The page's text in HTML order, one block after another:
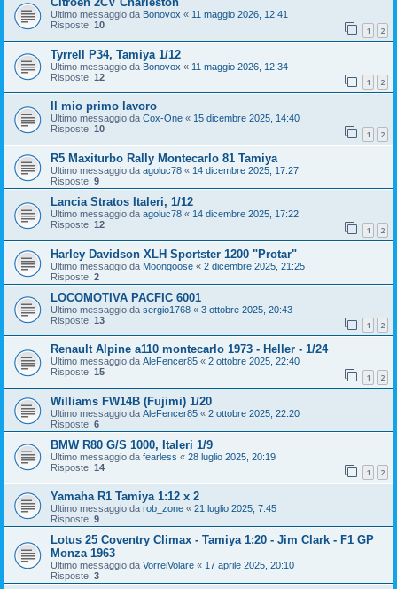
Ultimo messaggio da Bonovox « 11 maggio 2026, 12:41
Risposte: 10 1 2
Tyrrell P34, Tamiya 1/12
Ultimo messaggio da Bonovox « 11 maggio 2026, 12:34
Risposte: 12 1 2
Il mio primo lavoro
Ultimo messaggio da Cox-One « 15 dicembre 2025, 14:40
Risposte: 10 1 2
R5 Maxiturbo Rally Montecarlo 81 Tamiya
Ultimo messaggio da agoluc78 « 14 dicembre 2025, 17:27
Risposte: 9
Lancia Stratos Italeri, 1/12
Ultimo messaggio da agoluc78 « 14 dicembre 2025, 17:22
Risposte: 12 1 2
Harley Davidson XLH Sportster 1200 "Protar"
Ultimo messaggio da Moongoose « 2 dicembre 2025, 21:25
Risposte: 2
LOCOMOTIVA PACFIC 6001
Ultimo messaggio da sergio1768 « 3 ottobre 2025, 20:43
Risposte: 13 1 2
Renault Alpine a110 montecarlo 1973 - Heller - 1/24
Ultimo messaggio da AleFencer85 « 2 ottobre 2025, 22:40
Risposte: 15 1 2
Williams FW14B (Fujimi) 1/20
Ultimo messaggio da AleFencer85 « 2 ottobre 2025, 22:20
Risposte: 6
BMW R80 G/S 1000, Italeri 1/9
Ultimo messaggio da fearless « 28 luglio 2025, 20:19
Risposte: 14 1 2
Yamaha R1 Tamiya 1:12 x 2
Ultimo messaggio da rob_zone « 21 luglio 2025, 7:45
Risposte: 9
Lotus 25 Coventry Climax - Tamiya 1:20 - Jim Clark - F1 GP
Monza 1963
Ultimo messaggio da VorreiVolare « 17 aprile 2025, 20:10
Risposte: 3